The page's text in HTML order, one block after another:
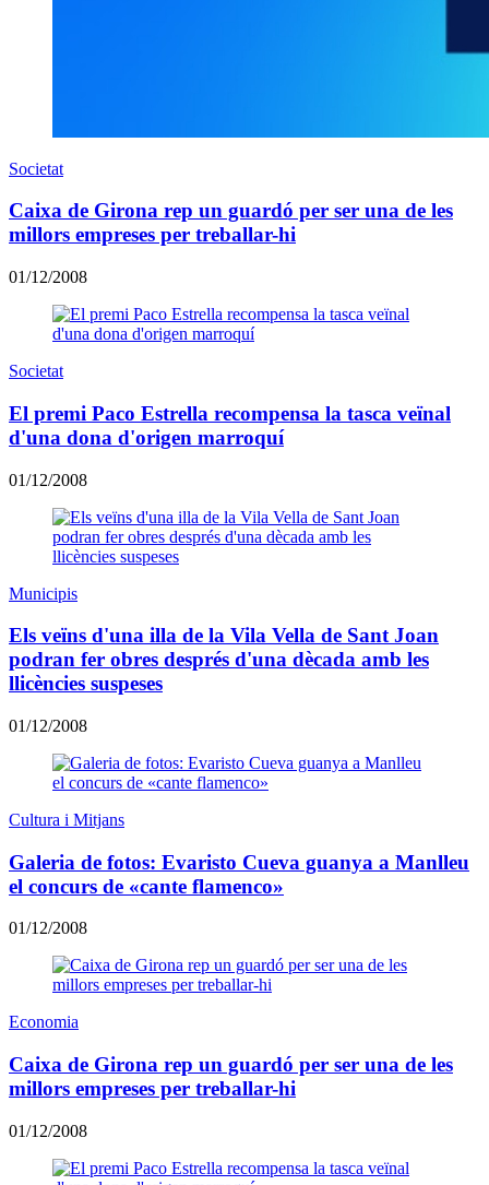
Societat
Caixa de Girona rep un guardó per ser una de les
millors empreses per treballar-hi
01/12/2008
Societat
El premi Paco Estrella recompensa la tasca veïnal
d'una dona d'origen marroquí
01/12/2008
Municipis
Els veïns d'una illa de la Vila Vella de Sant Joan
podran fer obres després d'una dècada amb les
llicències suspeses
01/12/2008
Cultura i Mitjans
Galeria de fotos: Evaristo Cueva guanya a Manlleu
el concurs de «cante flamenco»
01/12/2008
Economia
Caixa de Girona rep un guardó per ser una de les
millors empreses per treballar-hi
01/12/2008